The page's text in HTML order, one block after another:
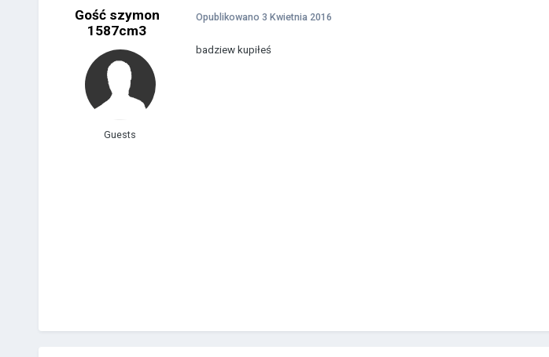
Gość szymon
1587cm3
Guests
Opublikowano 3 Kwietnia 2016
badziew kupiłeś